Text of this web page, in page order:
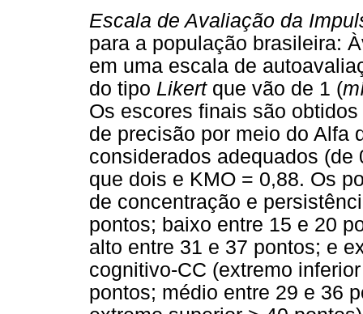
Escala de Avaliação da
para a população brasileira:
em uma escala de
do tipo Likertque vão de 1 (
Os escores finais são
de precisão por meio do Alfa
considerados adequados
que dois e KMO = 0,88. Os
de concentração e
pontos; baixo entre 15 e 20
alto entre 31 e 37 pontos; e
cognitivo-CC (extremo
pontos; médio entre 29 e 36